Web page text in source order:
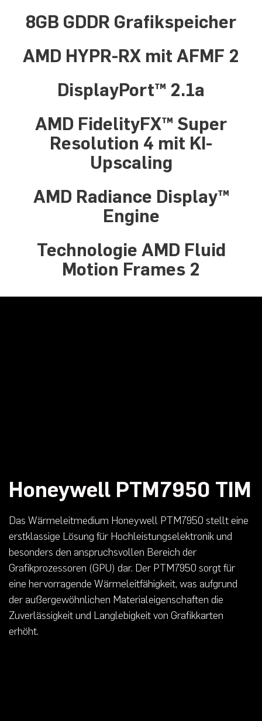
8GB GDDR Grafikspeicher
AMD HYPR-RX mit AFMF 2
DisplayPort™ 2.1a
AMD FidelityFX™ Super
Resolution 4 mit KI-
Upscaling
AMD Radiance Display™
Engine
Technologie AMD Fluid
Motion Frames 2
Honeywell PTM7950 TIM
Das Wärmeleitmedium Honeywell PTM7950 stellt eine
erstklassige Lösung für Hochleistungselektronik und
besonders den anspruchsvollen Bereich der
Grafikprozessoren (GPU) dar. Der PTM7950 sorgt für
eine hervorragende Wärmeleitfähigkeit, was aufgrund
der außergewöhnlichen Materialeigenschaften die
Zuverlässigkeit und Langlebigkeit von Grafikkarten
erhöht.